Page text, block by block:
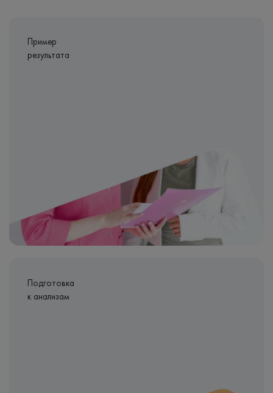
Пример
результата
Подготовка
к анализам